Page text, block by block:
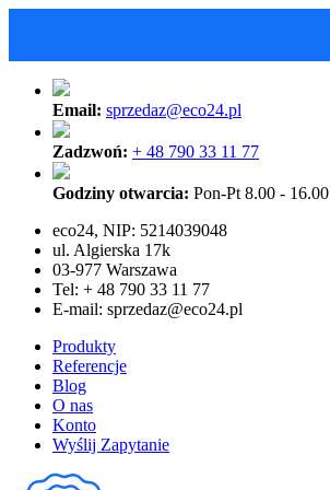
Email: sprzedaz@eco24.pl
Zadzwoń: + 48 790 33 11 77
Godziny otwarcia: Pon-Pt 8.00 - 16.00
eco24, NIP: 5214039048
ul. Algierska 17k
03-977 Warszawa
Tel: + 48 790 33 11 77
E-mail: sprzedaz@eco24.pl
Produkty
Referencje
Blog
O nas
Konto
Wyślij Zapytanie